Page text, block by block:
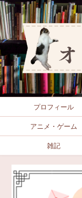
プロフィール
アニメ・ゲーム
雑記